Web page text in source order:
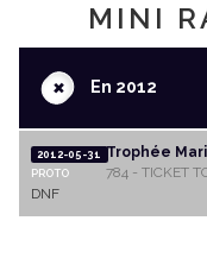
MINI
+En 2012
2012-05-31
PROTO
Trophée
784 - TICKET
DNF